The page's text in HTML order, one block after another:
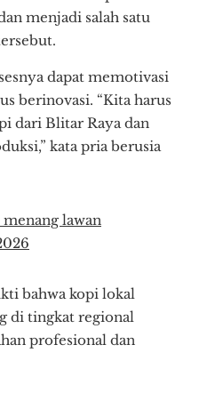
menjadi salah satu
dapat memotivasi
berinovasi. “Kita harus
dari Blitar Raya dan
kata pria berusia
lawan
bahwa kopi lokal
di tingkat regional
profesional dan